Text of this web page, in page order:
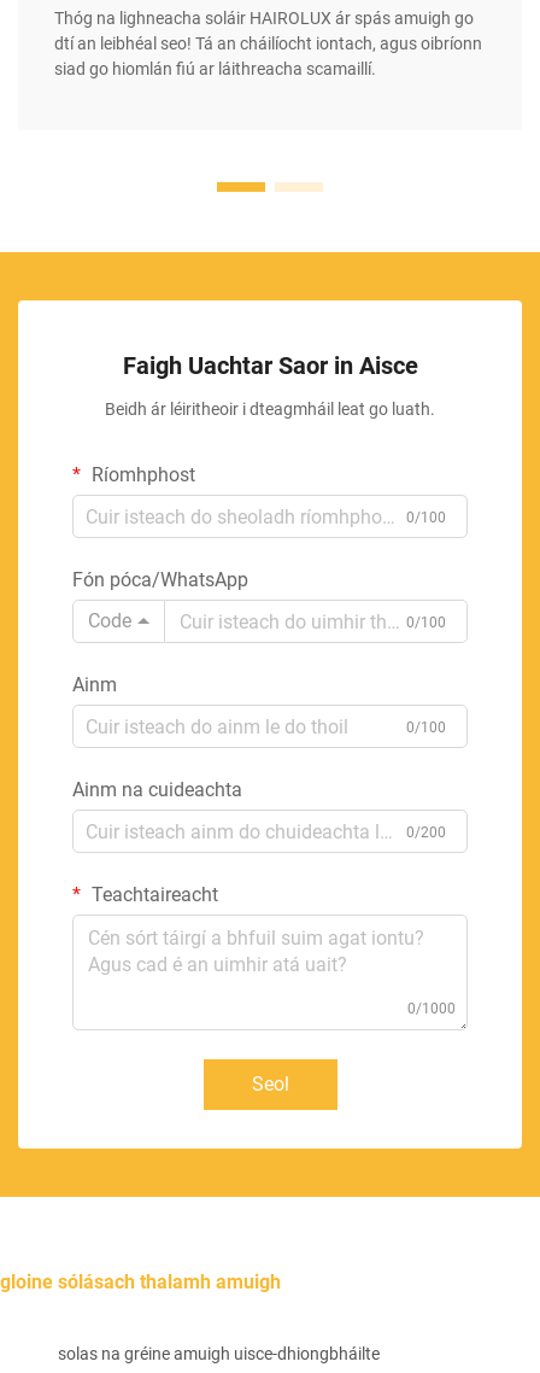
Thóg na lighneacha soláir HAIROLUX ár spás amuigh go
dtí an leibhéal seo! Tá an cháilíocht iontach, agus oibríonn
siad go hiomlán fiú ar láithreacha scamaillí.
Faigh Uachtar Saor in Aisce
Beidh ár léiritheoir i dteagmháil leat go luath.
Ríomhphost
0/100
Fón póca/WhatsApp
Code
0/100
Ainm
0/100
Ainm na cuideachta
0/200
Teachtaireacht
0/1000
Seol
gloine sólásach thalamh amuigh
solas na gréine amuigh uisce-dhiongbháilte